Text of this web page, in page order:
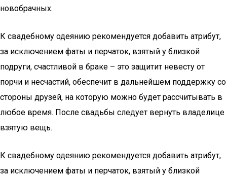
новобрачных.
К свадебному одеянию рекомендуется добавить атрибут,
за исключением фаты и перчаток, взятый у близкой
подруги, счастливой в браке – это защитит невесту от
порчи и несчастий, обеспечит в дальнейшем поддержку со
стороны друзей, на которую можно будет рассчитывать в
любое время. После свадьбы следует вернуть владелице
взятую вещь.
К свадебному одеянию рекомендуется добавить атрибут,
за исключением фаты и перчаток, взятый у близкой